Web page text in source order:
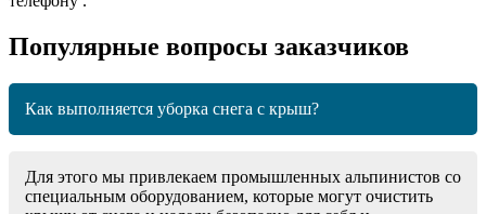
Популярные вопросы заказчиков
Как выполняется уборка снега с крыш?
Для этого мы привлекаем промышленных альпинистов со
специальным оборудованием, которые могут очистить